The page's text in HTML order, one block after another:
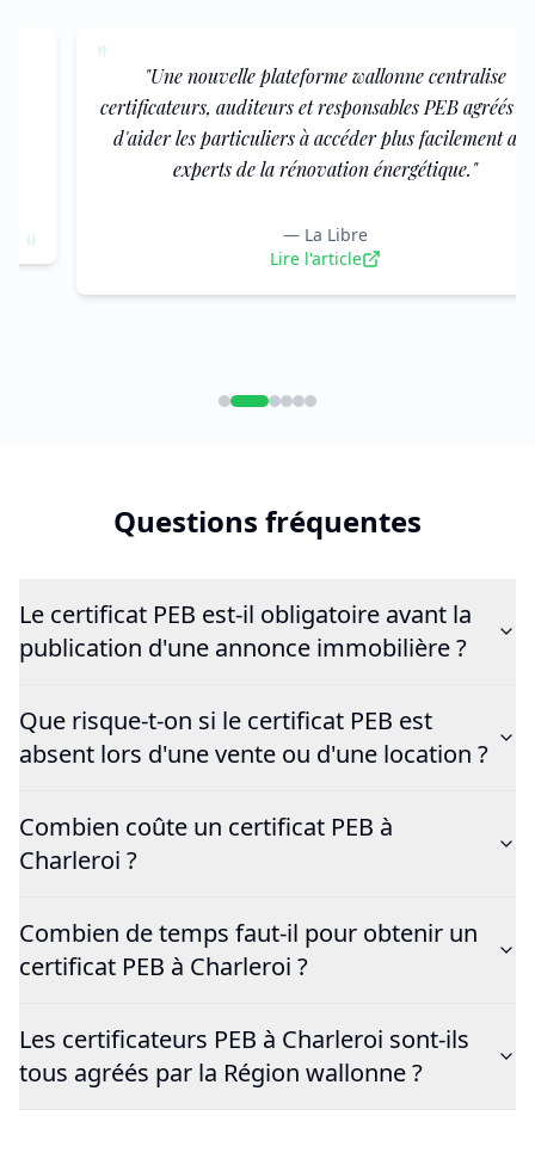
Une nouvelle plateforme wallonne centralise
certificateurs, auditeurs et responsables PEB agréés afin
d'aider les particuliers à accéder plus facilement aux
experts de la rénovation énergétique."
La Libre
Lire l'article
Questions fréquentes
Le certificat PEB est-il obligatoire avant la
publication d'une annonce immobilière ?
Que risque-t-on si le certificat PEB est
absent lors d'une vente ou d'une location ?
Combien coûte un certificat PEB à
Charleroi ?
Combien de temps faut-il pour obtenir un
certificat PEB à Charleroi ?
Les certificateurs PEB à Charleroi sont-ils
tous agréés par la Région wallonne ?